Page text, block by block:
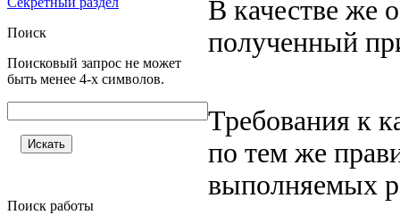
Поиск
Поисковый запрос не может
быть менее 4-х символов.
Поиск работы
В качестве же
полученный
Требования к
по тем же
выполняемых